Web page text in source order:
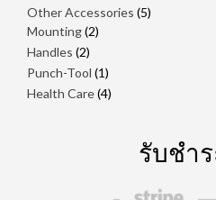
สินค้า
Other Accessories 55
Mounting 22
Handles 22
สินค้า
Punch-Tool 11
สินค้า
Health Care 44
รับชำร